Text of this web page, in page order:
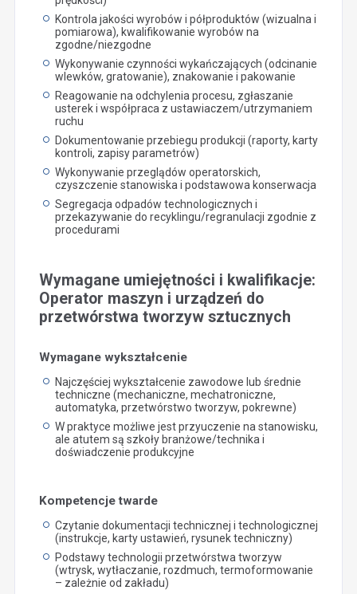
Kontrola jakości wyrobów i półproduktów (wizualna i
pomiarowa), kwalifikowanie wyrobów na
zgodne/niezgodne
Wykonywanie czynności wykańczających (odcinanie
wlewków, gratowanie), znakowanie i pakowanie
Reagowanie na odchylenia procesu, zgłaszanie
usterek i współpraca z ustawiaczem/utrzymaniem
ruchu
Dokumentowanie przebiegu produkcji (raporty, karty
kontroli, zapisy parametrów)
Wykonywanie przeglądów operatorskich,
czyszczenie stanowiska i podstawowa konserwacja
Segregacja odpadów technologicznych i
przekazywanie do recyklingu/regranulacji zgodnie z
procedurami
Wymagane umiejętności i kwalifikacje:
Operator maszyn i urządzeń do
przetwórstwa tworzyw sztucznych
Wymagane wykształcenie
Najczęściej wykształcenie zawodowe lub średnie
techniczne (mechaniczne, mechatroniczne,
automatyka, przetwórstwo tworzyw, pokrewne)
W praktyce możliwe jest przyuczenie na stanowisku,
ale atutem są szkoły branżowe/technika i
doświadczenie produkcyjne
Kompetencje twarde
Czytanie dokumentacji technicznej i technologicznej
(instrukcje, karty ustawień, rysunek techniczny)
Podstawy technologii przetwórstwa tworzyw
(wtrysk, wytłaczanie, rozdmuch, termoformowanie
– zależnie od zakładu)